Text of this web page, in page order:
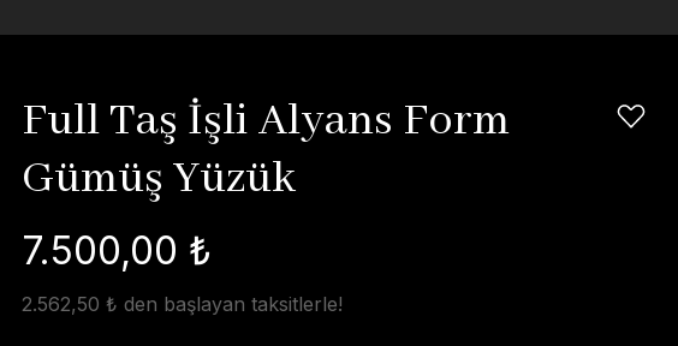
Full Taş İşli Alyans Form
Gümüş Yüzük
7.500,00 ₺
2.562,50 ₺ den başlayan taksitlerle!